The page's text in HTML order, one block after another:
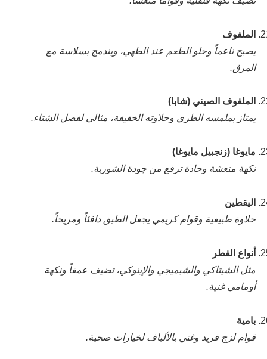
الملفوف
يصبح ناعماً وحلو الطعم عند الطهي، ويندمج بسلاسة مع
المرق.
الملفوف الصيني (شابا)
يمتاز بملمسه الطري وحلاوته الخفيفة، مثالي لفصل الشتاء.
مايوغا (زنجبيل مايوغا)
نكهة منعشة وحادة ترفع من جودة الشوربة.
اليقطين
حلاوة طبيعية وقوام كريمي يجعل الطبق دافئاً ومريحاً.
أنواع الفطر
مثل الشيتاكي والشيميجي والإينوكي، تضيف عمقاً ونكهة
أومامي غنية.
بامية
قوام لزج فريد وغني بالألياف لخيارات صحية.